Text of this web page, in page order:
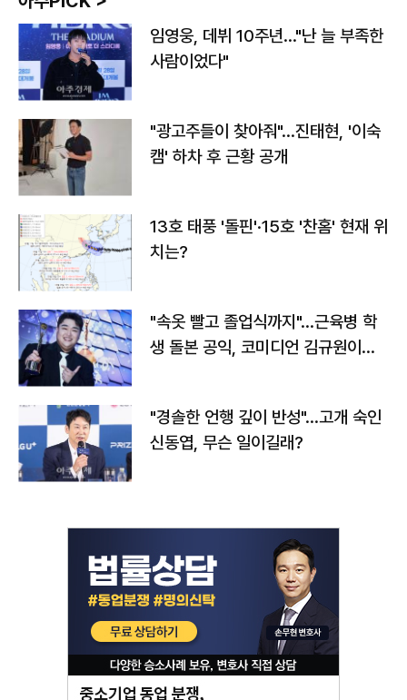
임영웅, 데뷔 10주년…"난 늘 부족한
사람이었다"
"광고주들이 찾아줘"…진태현, '이숙
캠' 하차 후 근황 공개
13호 태풍 '돌핀'·15호 '찬홈' 현재 위
치는?
"속옷 빨고 졸업식까지"…근육병 학
생 돌본 공익, 코미디언 김규원이었
"경솔한 언행 깊이 반성"…고개 숙인
신동엽, 무슨 일이길래?